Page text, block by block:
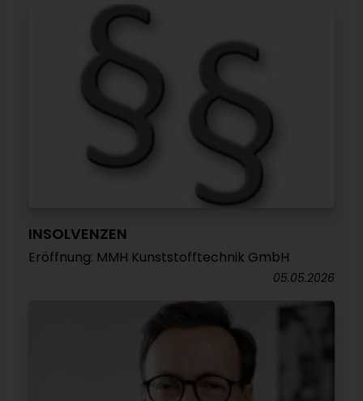
INSOLVENZEN
Eröffnung: MMH Kunststofftechnik GmbH
05.05.2026